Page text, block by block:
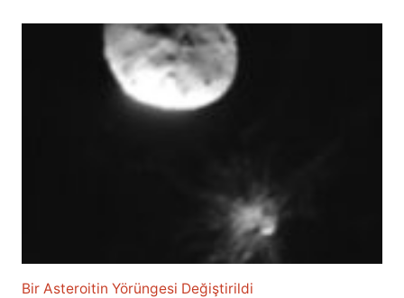
Bir Asteroitin Yörüngesi Değiştirildi